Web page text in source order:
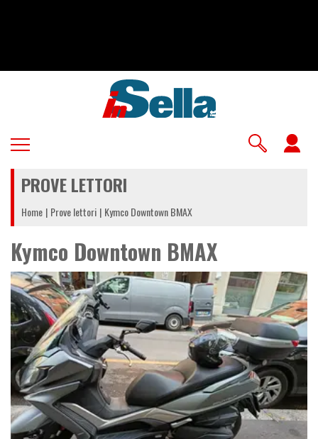
PROVE LETTORI
Home Prove lettori Kymco Downtown BMAX
Kymco Downtown BMAX